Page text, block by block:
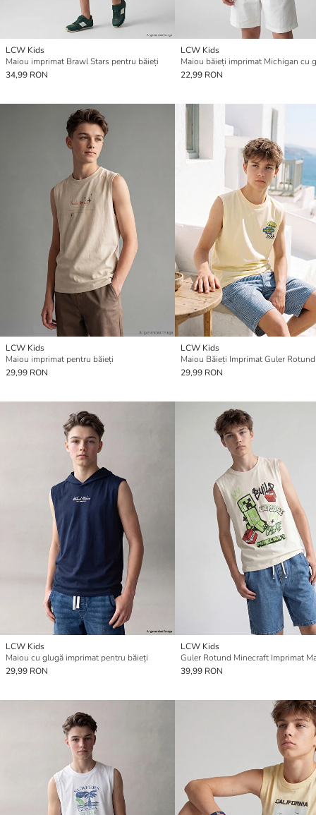
LCW Kids
Maiou imprimat Brawl Stars pentru băieți
34,99 RON
LCW Kids
22,99 RON
LCW Kids
Maiou imprimat pentru băieți
29,99 RON
LCW Kids
Maiou Băieți Imprimat Guler Rotund
29,99 RON
LCW Kids
Maiou cu glugă imprimat pentru băieți
29,99 RON
LCW Kids
39,99 RON